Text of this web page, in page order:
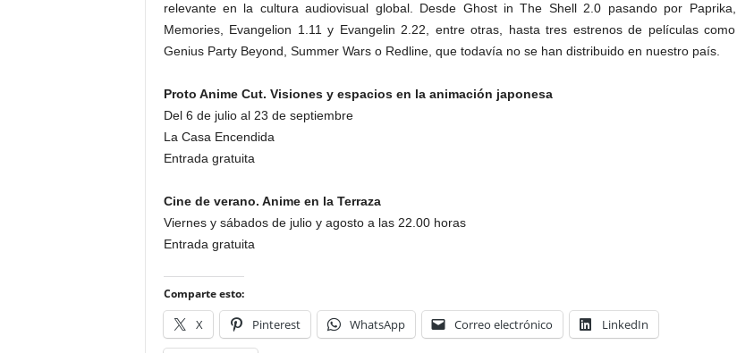
relevante en la cultura audiovisual global. Desde Ghost in The Shell 2.0 pasando por Paprika,
Memories, Evangelion 1.11 y Evangelin 2.22, entre otras, hasta tres estrenos de películas como
Genius Party Beyond, Summer Wars o Redline, que todavía no se han distribuido en nuestro país.
Proto Anime Cut. Visiones y espacios en la animación japonesa
Del 6 de julio al 23 de septiembre
La Casa Encendida
Entrada gratuita
Cine de verano. Anime en la Terraza
Viernes y sábados de julio y agosto a las 22.00 horas
Entrada gratuita
Comparte esto:
X Pinterest WhatsApp Correo electrónico LinkedIn